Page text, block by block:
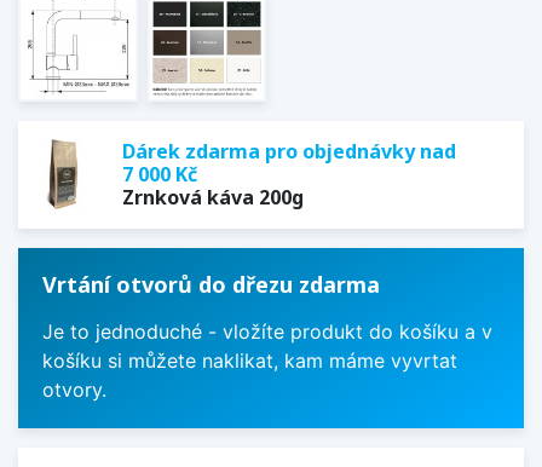
Dárek zdarma pro objednávky nad
7 000 Kč
Zrnková káva 200g
Vrtání otvorů do dřezu zdarma
Je to jednoduché - vložíte produkt do košíku a v
košíku si můžete naklikat, kam máme vyvrtat
otvory.